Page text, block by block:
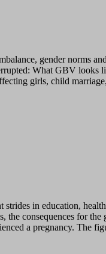
gender norms
What GBV looks
girls, child
in education,
consequences for
a pregnancy. The